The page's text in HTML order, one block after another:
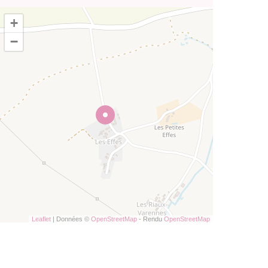
+
−
Leaflet | Données © OpenStreetMap - Rendu OpenStreetMap